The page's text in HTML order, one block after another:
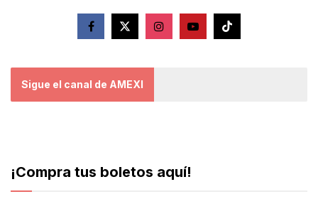
Sigue el canal de AMEXI
¡Compra tus boletos aquí!